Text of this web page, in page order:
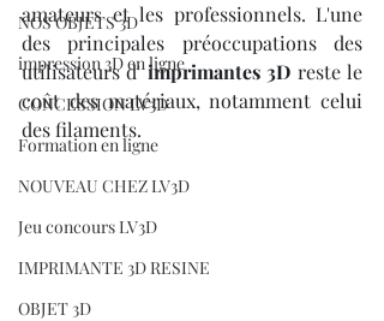
NOS OBJETS 3D
impression 3D en ligne
CONCESSION LV3D
Formation en ligne
NOUVEAU CHEZ LV3D
Jeu concours LV3D
IMPRIMANTE 3D RESINE
OBJET 3D
amateurs et les professionnels. L'une
des principales préoccupations des
utilisateurs d' imprimantes 3D reste le
coût des matériaux, notamment celui
des filaments.